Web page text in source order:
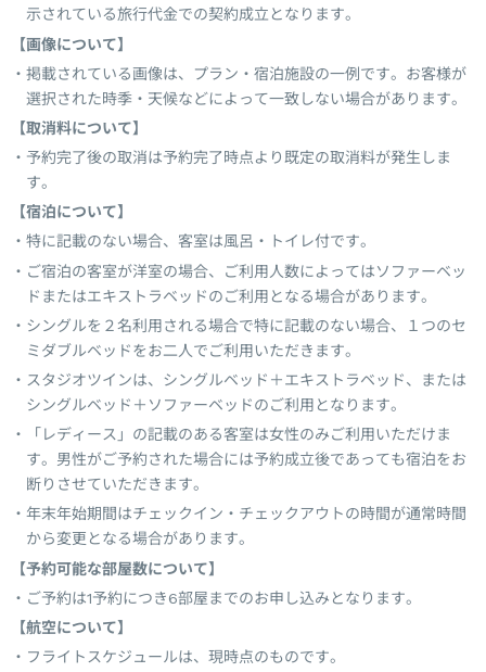
示されている旅行代金での契約成立となります。
【画像について】
掲載されている画像は、プラン・宿泊施設の一例です。お客様が
選択された時季・天候などによって一致しない場合があります。
【取消料について】
予約完了後の取消は予約完了時点より既定の取消料が発生しま
す。
【宿泊について】
特に記載のない場合、客室は風呂・トイレ付です。
ご宿泊の客室が洋室の場合、ご利用人数によってはソファーベッ
ドまたはエキストラベッドのご利用となる場合があります。
シングルを２名利用される場合で特に記載のない場合、１つのセ
ミダブルベッドをお二人でご利用いただきます。
スタジオツインは、シングルベッド＋エキストラベッド、または
シングルベッド＋ソファーベッドのご利用となります。
「レディース」の記載のある客室は女性のみご利用いただけま
す。男性がご予約された場合には予約成立後であっても宿泊をお
断りさせていただきます。
年末年始期間はチェックイン・チェックアウトの時間が通常時間
から変更となる場合があります。
【予約可能な部屋数について】
ご予約は1予約につき6部屋までのお申し込みとなります。
【航空について】
フライトスケジュールは、現時点のものです。